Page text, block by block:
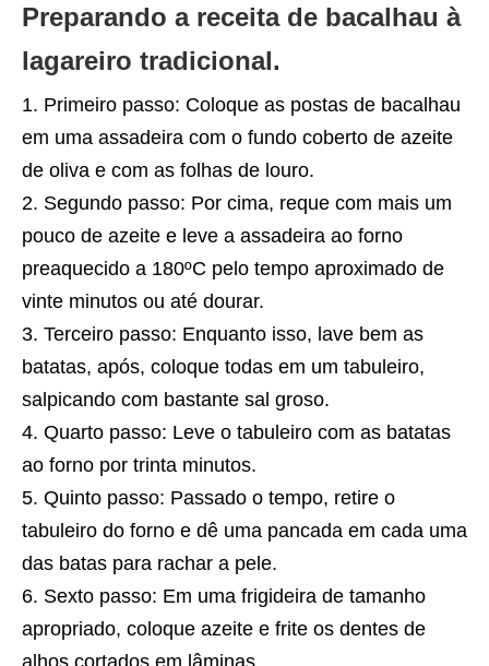
Preparando a receita de bacalhau à
lagareiro tradicional.
Primeiro passo: Coloque as postas de bacalhau
em uma assadeira com o fundo coberto de azeite
de oliva e com as folhas de louro.
Segundo passo: Por cima, reque com mais um
pouco de azeite e leve a assadeira ao forno
preaquecido a 180ºC pelo tempo aproximado de
vinte minutos ou até dourar.
Terceiro passo: Enquanto isso, lave bem as
batatas, após, coloque todas em um tabuleiro,
salpicando com bastante sal groso.
Quarto passo: Leve o tabuleiro com as batatas
ao forno por trinta minutos.
Quinto passo: Passado o tempo, retire o
tabuleiro do forno e dê uma pancada em cada uma
das batas para rachar a pele.
Sexto passo: Em uma frigideira de tamanho
apropriado, coloque azeite e frite os dentes de
alhos cortados em lâminas.